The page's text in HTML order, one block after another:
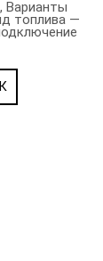
Варианты
топлива —